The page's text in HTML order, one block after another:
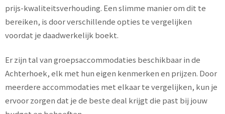
prijs-kwaliteitsverhouding. Een slimme manier om dit te
bereiken, is door verschillende opties te vergelijken
voordat je daadwerkelijk boekt.
Er zijn tal van groepsaccommodaties beschikbaar in de
Achterhoek, elk met hun eigen kenmerken en prijzen. Door
meerdere accommodaties met elkaar te vergelijken, kun je
ervoor zorgen dat je de beste deal krijgt die past bij jouw